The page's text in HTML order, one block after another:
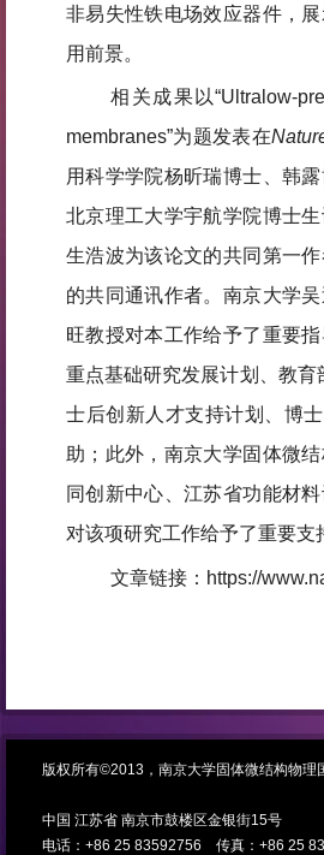
非易失性铁电场效应器件，
用前景。
相关成果以“Ultralow-
membranes”为题发表在
用科学学院杨昕瑞博士、韩
北京理工大学宇航学院博士
生浩波为该论文的共同第一
的共同通讯作者。南京大学
旺教授对本工作给予了重要
重点基础研究发展计划、教育
士后创新人才支持计划、博
助；此外，南京大学固体微
同创新中心、江苏省功能材
对该项研究工作给予了重要支
文章链接：https://
版权所有©2013，南京大学固体微结构物理
中国 江苏省 南京市鼓楼区金银街15号
电话：+86 25 83592756 传真：+86 25